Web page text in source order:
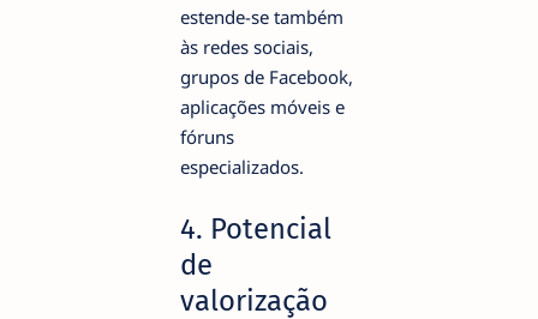
estende-se também
às redes sociais,
grupos de Facebook,
aplicações móveis e
fóruns
especializados.
4. Potencial
de
valorização